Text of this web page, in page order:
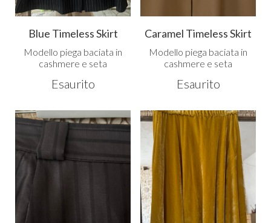
Blue Timeless Skirt
Modello piega baciata in
cashmere e seta
Esaurito
Caramel Timeless Skirt
Modello piega baciata in
cashmere e seta
Esaurito